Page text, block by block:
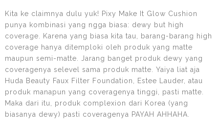
Kita ke claimnya dulu yuk! Pixy Make It Glow Cushion
punya kombinasi yang ngga biasa: dewy but high
coverage. Karena yang biasa kita tau, barang-barang high
coverage hanya ditemploki oleh produk yang matte
maupun semi-matte. Jarang banget produk dewy yang
coveragenya selevel sama produk matte. Yaiya liat aja
Huda Beauty Faux Filter Foundation, Estee Lauder, atau
produk manapun yang coveragenya tinggi, pasti matte.
Maka dari itu, produk complexion dari Korea (yang
biasanya dewy) pasti coveragenya PAYAH AHHAHA.